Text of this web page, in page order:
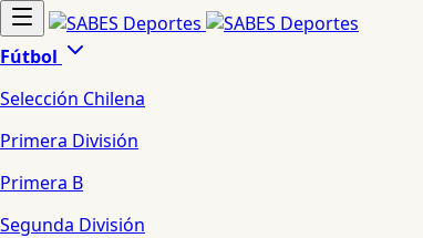
Fútbol
Selección Chilena
Primera División
Primera B
Segunda División